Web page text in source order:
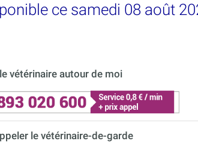
ce samedi 08 août
vétérinaire autour de moi
le vétérinaire-de-garde